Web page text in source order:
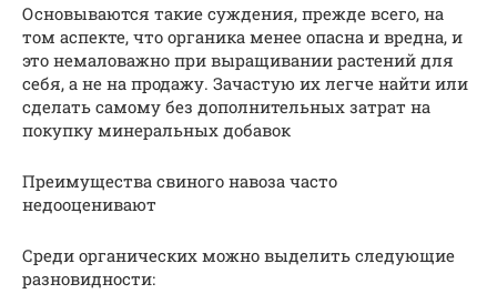
Основываются такие суждения, прежде всего, на
том аспекте, что органика менее опасна и вредна, и
это немаловажно при выращивании растений для
себя, а не на продажу. Зачастую их легче найти или
сделать самому без дополнительных затрат на
покупку минеральных добавок
Преимущества свиного навоза часто
недооценивают
Среди органических можно выделить следующие
разновидности: